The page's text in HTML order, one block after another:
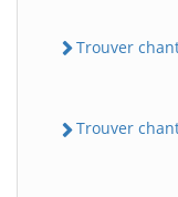
Trouver
Trouver